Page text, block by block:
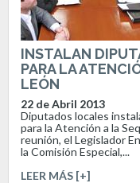
INSTALAN
PARA LA
LEÓN
22 de Abril 2013
Diputados locales
para la Atención a la
reunión, el Legislador
la Comisión Especial,...
LEER MÁS [+]